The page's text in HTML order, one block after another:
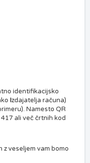
identifikacijsko
Izdajatelja računa)
Namesto QR
ali več črtnih kod
veseljem vam bomo